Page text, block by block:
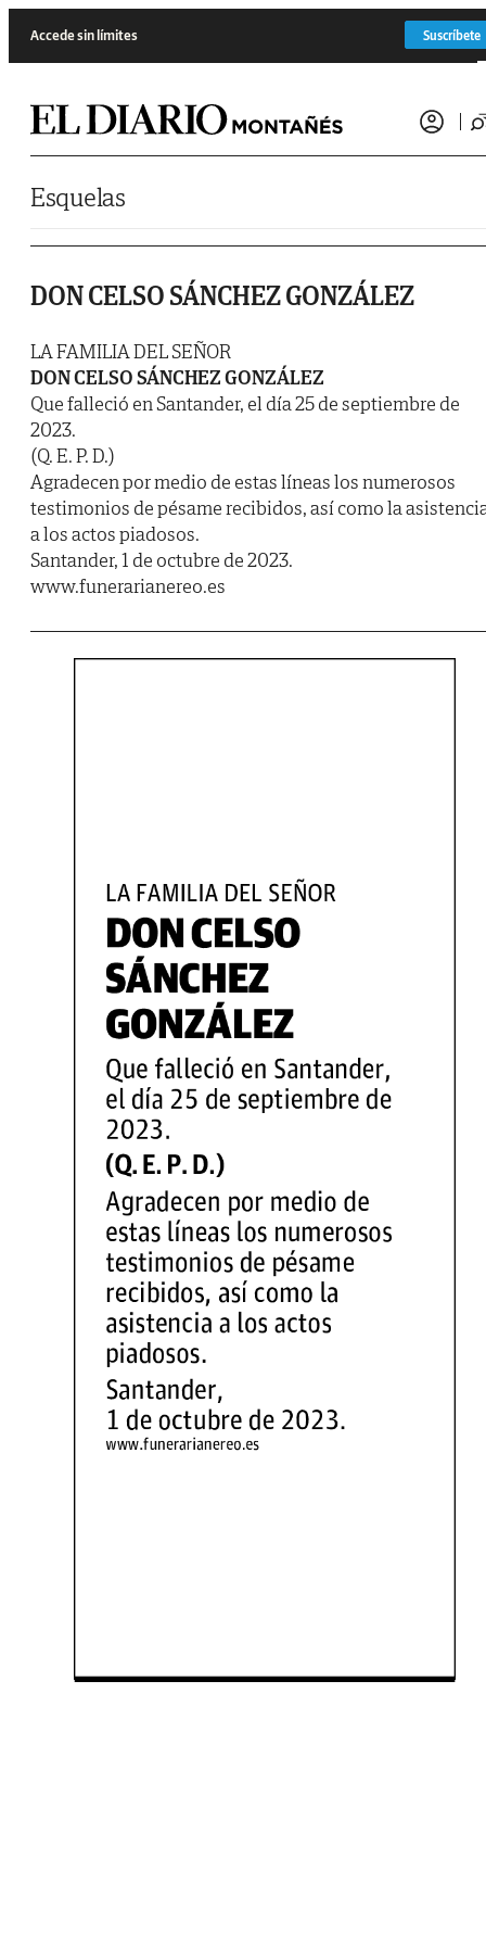
Accede sin límites Suscríbete
Esquelas
DON CELSO SÁNCHEZ GONZÁLEZ
LA FAMILIA DEL SEÑOR
DON CELSO SÁNCHEZ GONZÁLEZ
Que falleció en Santander, el día 25 de septiembre de
2023.
(Q. E. P. D.)
Agradecen por medio de estas líneas los numerosos
testimonios de pésame recibidos, así como la
a los actos piadosos.
Santander, 1 de octubre de 2023.
www.funerarianereo.es